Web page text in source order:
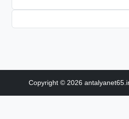
Copyright © 2026